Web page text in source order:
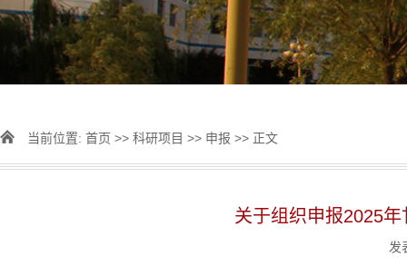
当前位置: 首页 >> 科研项目 >> 申报 >> 正文
关于组织申报2025
发